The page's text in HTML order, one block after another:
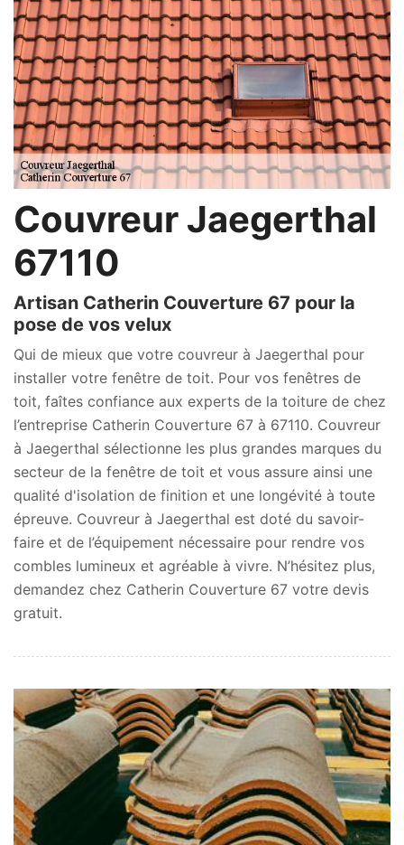
Couvreur Jaegerthal
67110
Artisan Catherin Couverture 67 pour la
pose de vos velux
Qui de mieux que votre couvreur à Jaegerthal pour
installer votre fenêtre de toit. Pour vos fenêtres de
toit, faîtes confiance aux experts de la toiture de chez
l’entreprise Catherin Couverture 67 à 67110. Couvreur
à Jaegerthal sélectionne les plus grandes marques du
secteur de la fenêtre de toit et vous assure ainsi une
qualité d'isolation de finition et une longévité à toute
épreuve. Couvreur à Jaegerthal est doté du savoir-
faire et de l’équipement nécessaire pour rendre vos
combles lumineux et agréable à vivre. N’hésitez plus,
demandez chez Catherin Couverture 67 votre devis
gratuit.